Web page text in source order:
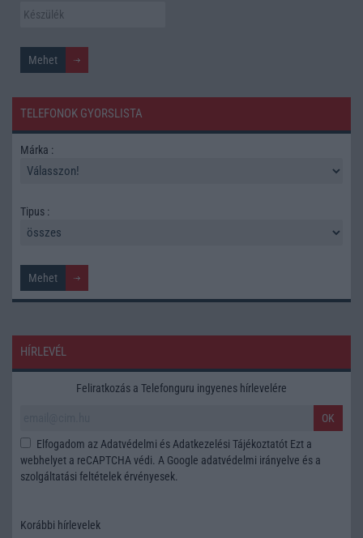
TELEFONOK GYORSLISTA
Márka :
Tipus :
HÍRLEVÉL
Feliratkozás a Telefonguru ingyenes hírlevelére
OK
Elfogadom az Adatvédelmi és Adatkezelési Tájékoztatót Ezt a
webhelyet a reCAPTCHA védi. A Google adatvédelmi irányelve és a
szolgáltatási feltételek érvényesek.
Korábbi hírlevelek